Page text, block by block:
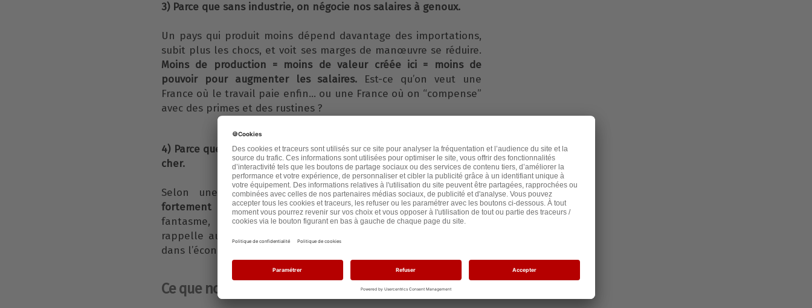
3) Parce que sans industrie, on négocie nos salaires à genoux.
Un pays qui produit moins dépend davantage des importations,
subit plus les chocs, et voit ses marges de manœuvre se réduire.
Moins de production = moins de valeur créée ici = moins de
pouvoir pour augmenter les salaires. Est-ce qu’on veut une
France où le travail paie enfin… ou une France où on “compense”
avec des primes et des rustines ?
4) Parce que la désindustrialisation est un fait : elle a déjà coûté
cher.
Selon une étude de l’Insee,l’emploi industriel a reculé
fortement en France entre 1980 et 2007: ce n’est pas un
fantasme, c’est un diagnostic étayé. Et la Banque de France
rappelle aussi le recul de la part de l’industrie manufacturière
dans l’économie sur plusieurs décennies.
Ce que nous demandons (concret, immédiat,